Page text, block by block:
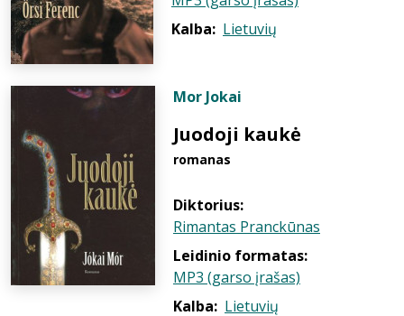
Kalba: Lietuvių
Mor Jokai
Juodoji kaukė
romanas
Diktorius:
Rimantas Pranckūnas
Leidinio formatas:
MP3 (garso įrašas)
Kalba: Lietuvių